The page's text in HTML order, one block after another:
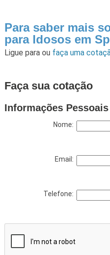
Para saber mais
para Idosos em
Ligue para ou faça uma
Faça sua cotação
Informações Pessoais
Nome:
Email:
Telefone: